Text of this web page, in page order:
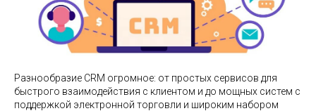
Разнообразие CRM огромное: от простых сервисов для
быстрого взаимодействия с клиентом и до мощных систем с
поддержкой электронной торговли и широким набором